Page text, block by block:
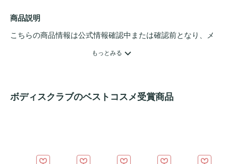
商品説明
こちらの商品情報は公式情報確認中または確認前となり、メ
もっとみる
ボディスクラブのベストコスメ受賞商品